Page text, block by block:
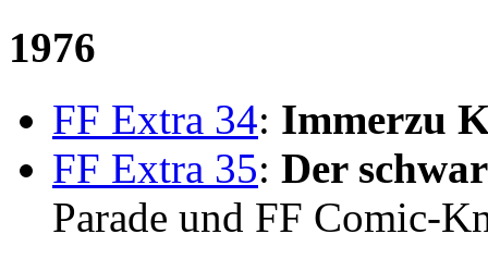
1976
FF Extra 34: Immerzu
FF Extra 35: Der
Parade und FF Comic-